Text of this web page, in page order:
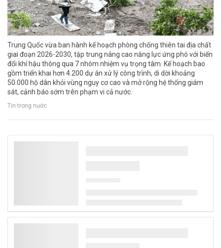
Trung Quốc vừa ban hành kế hoạch phòng chống thiên tai địa chất
giai đoạn 2026-2030, tập trung nâng cao năng lực ứng phó với biến
đổi khí hậu thông qua 7 nhóm nhiệm vụ trọng tâm. Kế hoạch bao
gồm triển khai hơn 4.200 dự án xử lý công trình, di dời khoảng
50.000 hộ dân khỏi vùng nguy cơ cao và mở rộng hệ thống giám
sát, cảnh báo sớm trên phạm vi cả nước.
Tin trong nước
Công nghệ mới tạo 500 lít nước mỗi ngày từ